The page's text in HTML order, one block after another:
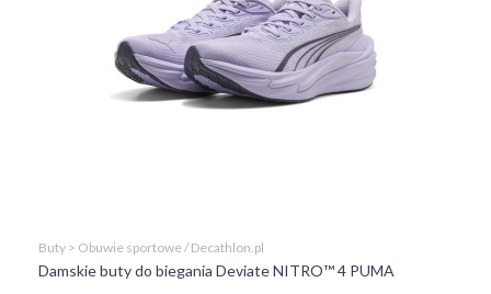
Buty > Obuwie sportowe / Decathlon.pl
Damskie buty do biegania Deviate NITRO™ 4 PUMA